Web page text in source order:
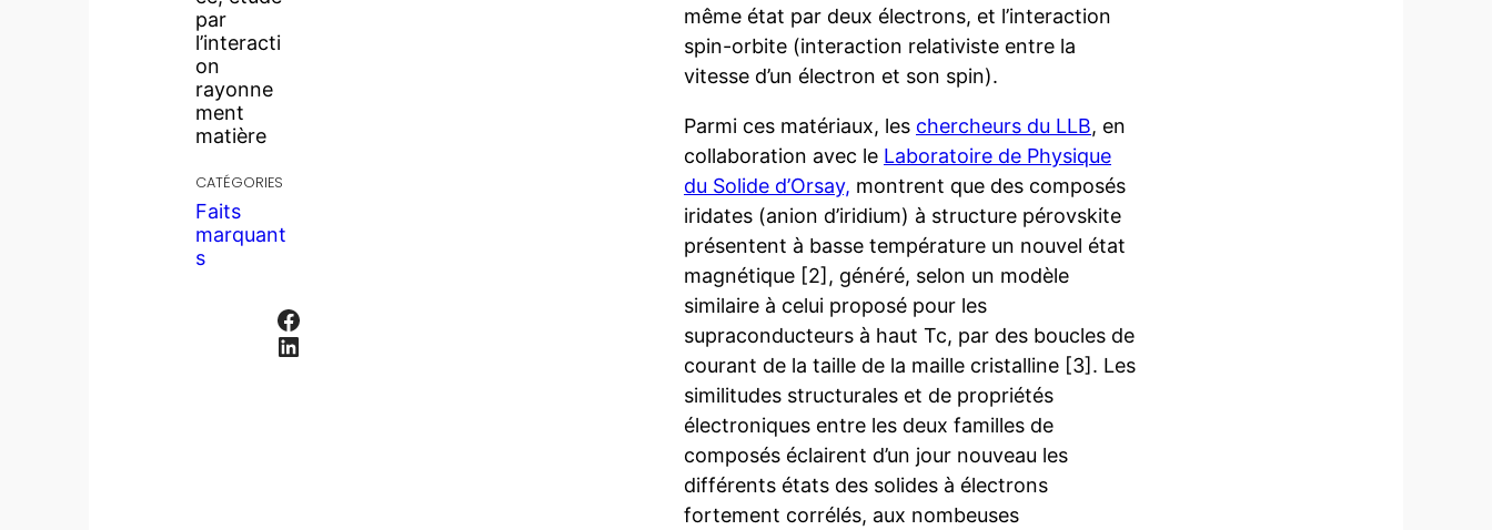
par
l’interacti
on
rayonne
ment
matière
CATÉGORIES
Faits
marquant
s
Facebook
LinkedIn
même état par deux électrons, et l’interaction
spin-orbite (interaction relativiste entre la
vitesse d’un électron et son spin).
Parmi ces matériaux, les chercheurs du LLB, en
collaboration avec le Laboratoire de Physique
du Solide d’Orsay, montrent que des composés
iridates (anion d’iridium) à structure pérovskite
présentent à basse température un nouvel état
magnétique [2], généré, selon un modèle
similaire à celui proposé pour les
supraconducteurs à haut Tc, par des boucles de
courant de la taille de la maille cristalline [3]. Les
similitudes structurales et de propriétés
électroniques entre les deux familles de
composés éclairent d’un jour nouveau les
différents états des solides à électrons
fortement corrélés, aux nombeuses